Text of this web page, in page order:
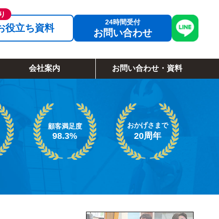
役立ち資料 お問い合わせ
会社案内 お問い合わせ・資料
顧客満足度
98.3%
おかげさまで
20周年